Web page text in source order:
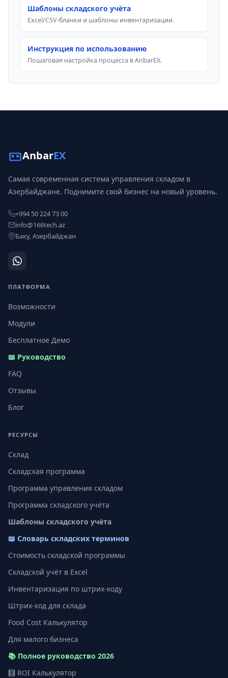
Шаблоны складского учёта
Excel/CSV-бланки и шаблоны инвентаризации.
Инструкция по использованию
Пошаговая настройка процесса в AnbarEX.
AnbarEX
Самая современная система управления складом в
Азербайджане. Поднимите свой бизнес на новый уровень.
+994 50 224 73 00
info@166tech.az
Баку, Азербайджан
ПЛАТФОРМА
Возможности
Модули
Бесплатное Демо
📖 Руководство
FAQ
Отзывы
Блог
РЕСУРСЫ
Склад
Складская программа
Программа управления складом
Программа складского учёта
Шаблоны складского учёта
📖 Словарь складских терминов
Стоимость складской программы
Складской учёт в Excel
Инвентаризация по штрих-коду
Штрих-код для склада
Food Cost Калькулятор
Для малого бизнеса
📚 Полное руководство 2026
🧮 ROI Калькулятор